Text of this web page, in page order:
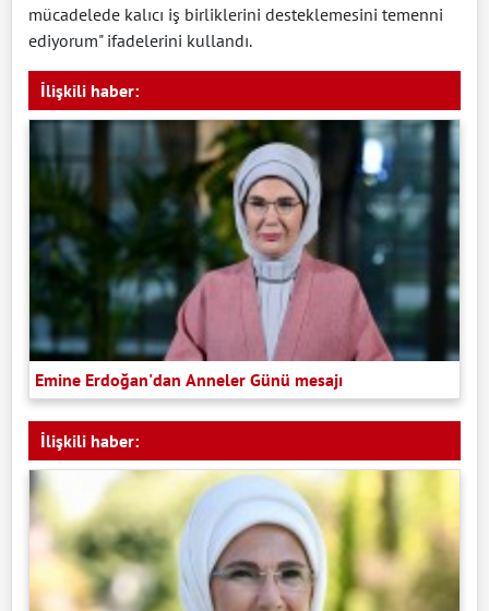
mücadelede kalıcı iş birliklerini desteklemesini temenni
ediyorum" ifadelerini kullandı.
İlişkili haber:
Emine Erdoğan'dan Anneler Günü mesajı
İlişkili haber: